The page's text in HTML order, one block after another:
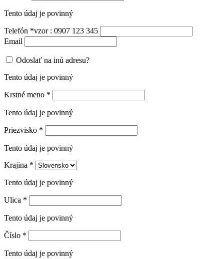
Tento údaj je povinný
Telefón *vzor : 0907 123 345
Email
Odoslať na inú adresu?
Tento údaj je povinný
Krstné meno *
Tento údaj je povinný
Priezvisko *
Tento údaj je povinný
Krajina *
Tento údaj je povinný
Ulica *
Tento údaj je povinný
Číslo *
Tento údaj je povinný